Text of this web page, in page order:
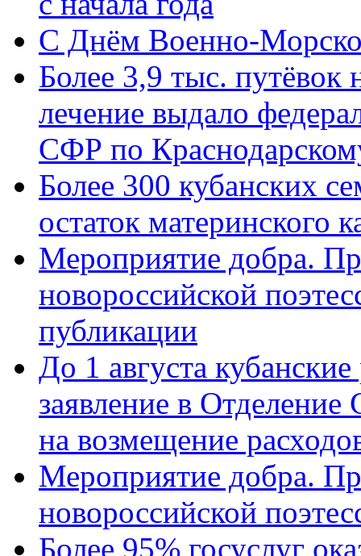
C Днём Военно-
Более 3,9 тыс. путёвок
лечение выдало
СФР по
Более 300 кубанских
остаток материнского
Мероприятие добра.
новороссийской
публикации
До 1 августа
заявление в
на возмещение
Мероприятие добра.
новороссийской
Более 95% госуслуг